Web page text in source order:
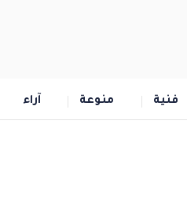
فنية منوعة آراء